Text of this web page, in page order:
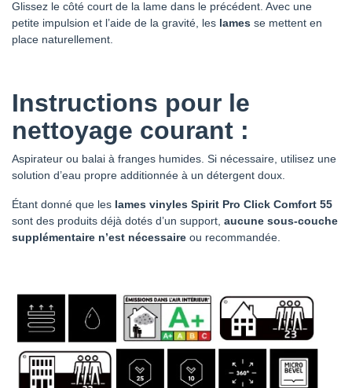
Glissez le côté court de la lame dans le précédent. Avec une
petite impulsion et l’aide de la gravité, les lames se mettent en
place naturellement.
Instructions pour le
nettoyage courant :
Aspirateur ou balai à franges humides. Si nécessaire, utilisez une
solution d’eau propre additionnée à un détergent doux.
Étant donné que les lames vinyles Spirit Pro Click Comfort 55
sont des produits déjà dotés d’un support, aucune sous-couche
supplémentaire n’est nécessaire ou recommandée.